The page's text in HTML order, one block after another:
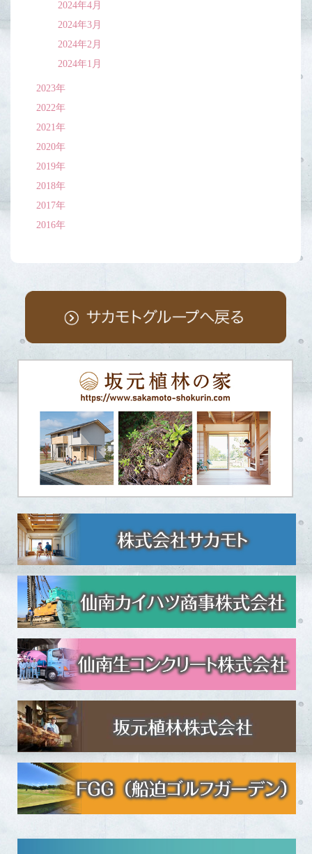
2024年4月
2024年3月
2024年2月
2024年1月
2023年
2022年
2021年
2020年
2019年
2018年
2017年
2016年